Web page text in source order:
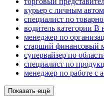
курьер с личным
специалист по
водитель категории
менеджер по
старший финансовый
супервайзер по
специалист по
менеджер по работе с
Показать ещё